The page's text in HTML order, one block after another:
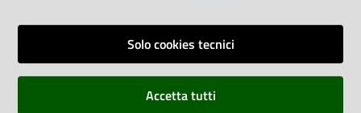
Vai alla pagina
Dichiarazione di accessibilità
Solo cookies tecnici
Accetta tutti